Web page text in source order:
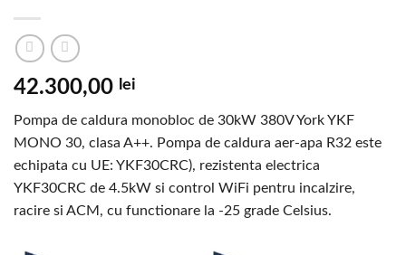
42.300,00 lei
Pompa de caldura monobloc de 30kW 380V York YKF
MONO 30, clasa A++. Pompa de caldura aer-apa R32 este
echipata cu UE: YKF30CRC), rezistenta electrica
YKF30CRC de 4.5kW si control WiFi pentru incalzire,
racire si ACM, cu functionare la -25 grade Celsius.